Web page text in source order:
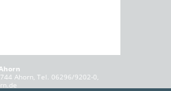
Ahorn, Tel. 06296/9202-0,